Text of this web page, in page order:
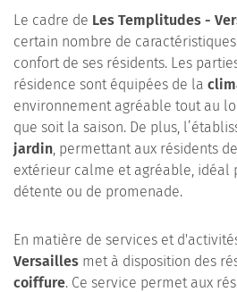
Le cadre de Les Templitudes -
certain nombre de
confort de ses résidents. Les
résidence sont équipées de la
environnement agréable tout au
que soit la saison. De plus,
jardin, permettant aux résidents
extérieur calme et agréable, idéal
détente ou de promenade.
En matière de services et
Versailles met à disposition des
coiffure. Ce service permet aux